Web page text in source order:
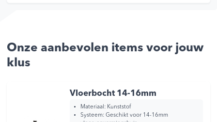
Onze aanbevolen items voor jouw
klus
Vloerbocht 14-16mm
Materiaal: Kunststof
Systeem: Geschikt voor 14-16mm